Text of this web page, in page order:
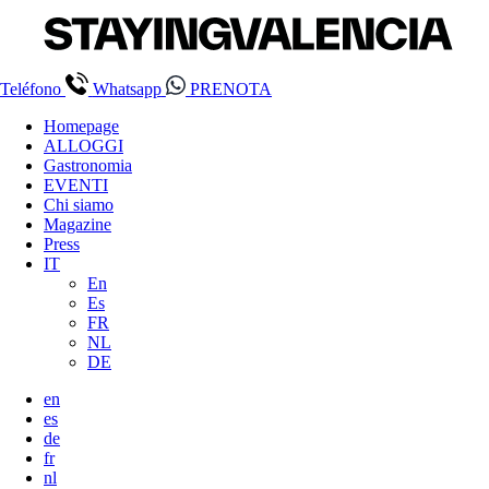
Teléfono Whatsapp
PRENOTA
Homepage
ALLOGGI
Gastronomia
EVENTI
Chi siamo
Magazine
Press
IT
En
Es
FR
NL
DE
en
es
de
fr
nl